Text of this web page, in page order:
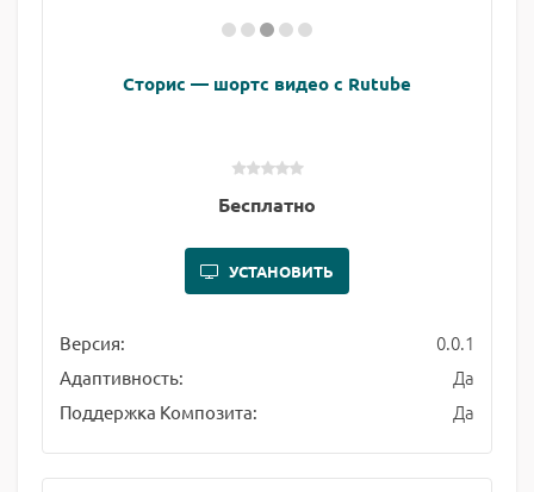
Сторис — шортс видео с Rutube
Бесплатно
УСТАНОВИТЬ
Версия: 0.0.1
Адаптивность: Да
Поддержка Композита: Да